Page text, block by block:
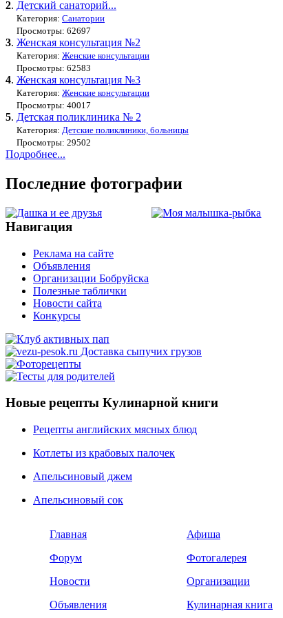
2. Детский санаторий...
Категория: Санатории
Просмотры: 62697
3. Женская консультация №2
Категория: Женские консультации
Просмотры: 62583
4. Женская консультация №3
Категория: Женские консультации
Просмотры: 40017
5. Детская поликлиника № 2
Категория: Детские поликлиники, больницы
Просмотры: 29502
Подробнее...
Последние фотографии
Навигация
Реклама на сайте
Объявления
Организации Бобруйска
Полезные таблички
Новости сайта
Конкурсы
Новые рецепты Кулинарной книги
Рецепты английских мясных блюд
Котлеты из крабовых палочек
Апельсиновый джем
Апельсиновый сок
Главная
Форум
Новости
Объявления
Афиша
Фотогалерея
Организации
Кулинарная книга